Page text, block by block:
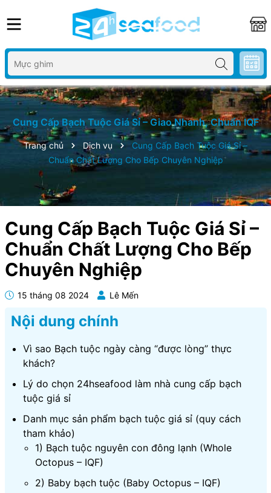
Cung Cấp Bạch Tuộc Giá Sỉ – Giao Nhanh, Chuẩn IQF
Trang chủ Dịch vụ
Cung Cấp Bạch Tuộc Giá Sỉ –
Chuẩn Chất Lượng Cho Bếp Chuyên Nghiệp
Cung Cấp Bạch Tuộc Giá Sỉ –
Chuẩn Chất Lượng Cho Bếp
Chuyên Nghiệp
15 tháng 08 2024 Lê Mến
Nội dung chính
Vì sao Bạch tuộc ngày càng “được lòng” thực
khách?
Lý do chọn 24hseafood làm nhà cung cấp bạch
tuộc giá sỉ
Danh mục sản phẩm bạch tuộc giá sỉ (quy cách
tham khảo)
1) Bạch tuộc nguyên con đông lạnh (Whole
Octopus – IQF)
2) Baby bạch tuộc (Baby Octopus – IQF)